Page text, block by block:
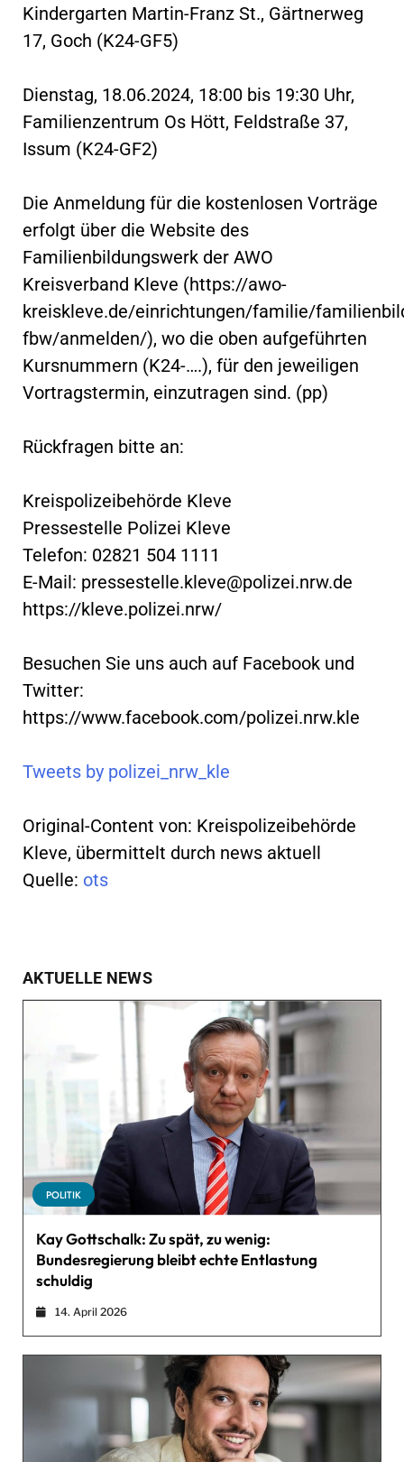
Kindergarten Martin-Franz St., Gärtnerweg
17, Goch (K24-GF5)
Dienstag, 18.06.2024, 18:00 bis 19:30 Uhr,
Familienzentrum Os Hött, Feldstraße 37,
Issum (K24-GF2)
Die Anmeldung für die kostenlosen Vorträge
erfolgt über die Website des
Familienbildungswerk der AWO
Kreisverband Kleve (https://awo-
kreiskleve.de/einrichtungen/familie/
fbw/anmelden/), wo die oben aufgeführten
Kursnummern (K24-….), für den jeweiligen
Vortragstermin, einzutragen sind. (pp)
Rückfragen bitte an:
Kreispolizeibehörde Kleve
Pressestelle Polizei Kleve
Telefon: 02821 504 1111
E-Mail: pressestelle.kleve@polizei.nrw.de
https://kleve.polizei.nrw/
Besuchen Sie uns auch auf Facebook und
Twitter:
https://www.facebook.com/polizei.nrw.kle
Tweets by polizei_nrw_kle
Original-Content von: Kreispolizeibehörde
Kleve, übermittelt durch news aktuell
Quelle: ots
AKTUELLE NEWS
POLITIK
Kay Gottschalk: Zu spät, zu wenig:
Bundesregierung bleibt echte Entlastung
schuldig
14. April 2026